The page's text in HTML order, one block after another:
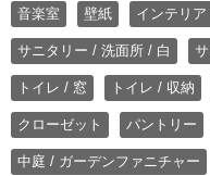
音楽室 壁紙 インテリア
サニタリー / 洗面所 / 白
トイレ / 窓 トイレ / 収納
クローゼット パントリー
中庭 / ガーデンファニチャー